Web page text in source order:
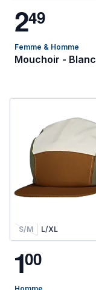
249
Femme & Homme
Mouchoir - Blanc
S/M L/XL
100
Homme